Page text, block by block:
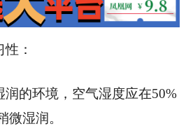
：
润的环境，空气湿度应在50%
微湿润。